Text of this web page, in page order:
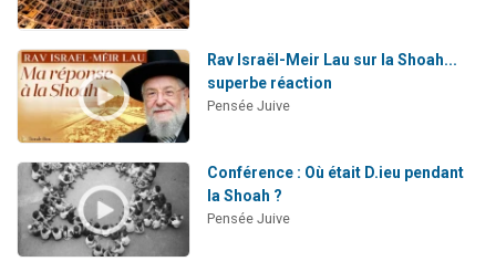
Rav Israël-Meir Lau sur la Shoah...
superbe réaction
Pensée Juive
Conférence : Où était D.ieu pendant
la Shoah ?
Pensée Juive